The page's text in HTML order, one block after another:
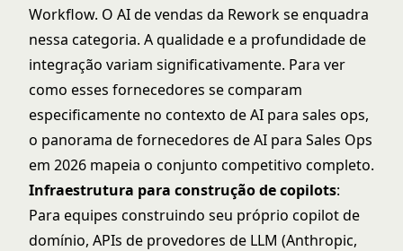
Workflow. O AI de vendas da Rework se enquadra
nessa categoria. A qualidade e a profundidade de
integração variam significativamente. Para ver
como esses fornecedores se comparam
especificamente no contexto de AI para sales ops,
o panorama de fornecedores de AI para Sales Ops
em 2026 mapeia o conjunto competitivo completo.
Infraestrutura para construção de copilots:
Para equipes construindo seu próprio copilot de
domínio, APIs de provedores de LLM (Anthropic,